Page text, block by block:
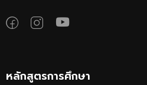
หลักสูตรการศึกษา